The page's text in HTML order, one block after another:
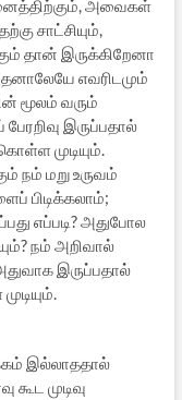
அவைகள்
சாட்சியும்,
தான் இருக்கிறேனா
எவரிடமும்
மூலம் வரும்
இருப்பதால்
முடியும்.
நம் மறு உருவம்
பிடிக்கலாம்;
எப்படி? அதுபோல
நம் அறிவால்
இருப்பதால்
இல்லாததால்
கூட முடிவு